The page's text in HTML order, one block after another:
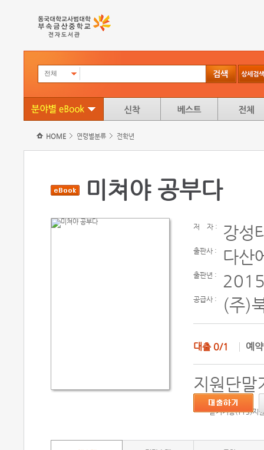
전체
HOME 연령별분류 전학년
미쳐야 공부다
저 자 : 강성
출판사 : 다산
출판년 :
공급사 : (주)
대출 0/1 예
지원단말
듣기기능(TTS)지